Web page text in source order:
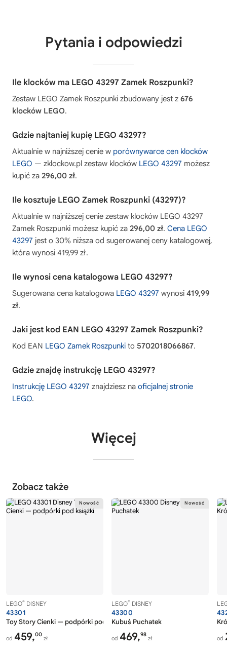
Pytania i odpowiedzi
Ile klocków ma LEGO 43297 Zamek Roszpunki?
Zestaw LEGO Zamek Roszpunki zbudowany jest z 676
klocków LEGO.
Gdzie najtaniej kupię LEGO 43297?
Aktualnie w najniższej cenie w porównywarce cen klocków
LEGO — zklockow.pl zestaw klocków LEGO 43297 możesz
kupić za 296,00 zł.
Ile kosztuje LEGO Zamek Roszpunki (43297)?
Aktualnie w najniższej cenie zestaw klocków LEGO 43297
Zamek Roszpunki możesz kupić za 296,00 zł. Cena LEGO
43297 jest o 30% niższa od sugerowanej ceny katalogowej,
która wynosi 419,99 zł.
Ile wynosi cena katalogowa LEGO 43297?
Sugerowana cena katalogowa LEGO 43297 wynosi 419,99
zł.
Jaki jest kod EAN LEGO 43297 Zamek Roszpunki?
Kod EAN LEGO Zamek Roszpunki to 5702018066867.
Gdzie znajdę instrukcję LEGO 43297?
Instrukcję LEGO 43297 znajdziesz na oficjalnej stronie
LEGO.
Więcej
Zobacz także
LEGO® DISNEY
43301
Toy Story Cienki — podpórki pod książki
od 459,00
zł
LEGO® DISNEY
43300
Kubuś Puchatek
od 469,98
zł od